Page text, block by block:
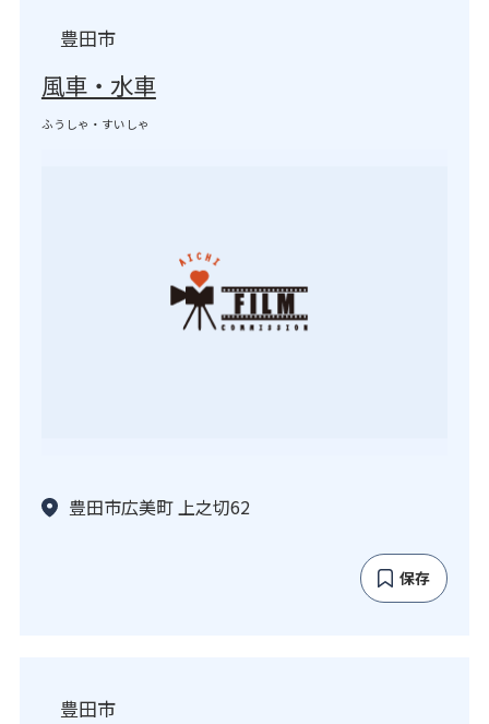
豊田市
風車・水車
ふうしゃ・すいしゃ
豊田市広美町 上之切62
保存
豊田市